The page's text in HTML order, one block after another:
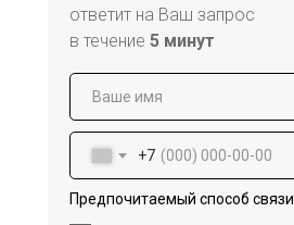
ответит на Ваш запрос
в течение 5 минут
+7
Предпочитаемый способ связи